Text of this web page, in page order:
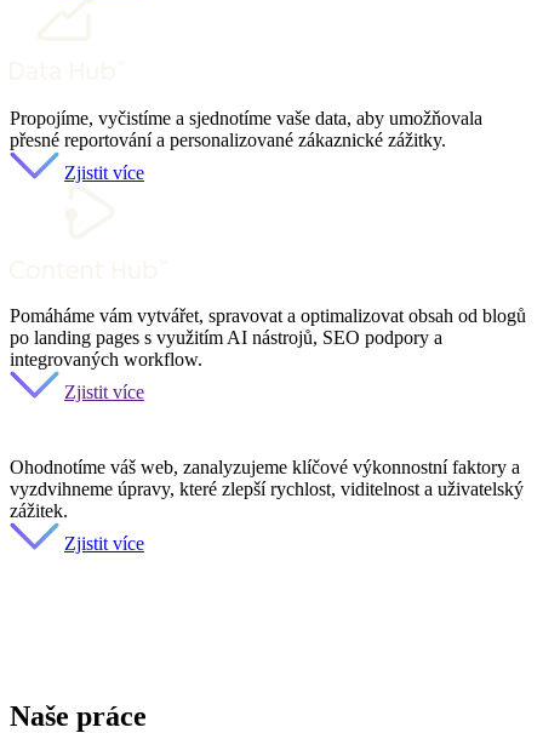
Propojíme, vyčistíme a sjednotíme vaše data, aby umožňovala
přesné reportování a personalizované zákaznické zážitky.
Zjistit více
Pomáháme vám vytvářet, spravovat a optimalizovat obsah od blogů
po landing pages s využitím AI nástrojů, SEO podpory a
integrovaných workflow.
Zjistit více
Ohodnotíme váš web, zanalyzujeme klíčové výkonnostní faktory a
vyzdvihneme úpravy, které zlepší rychlost, viditelnost a uživatelský
zážitek.
Zjistit více
Naše práce